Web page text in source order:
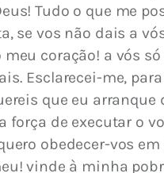
Tudo o que me
se vos não dais a
meu coração! a vós só
Esclarecei-me,
que eu arranque
força de executar o
obedecer-vos
vinde à minha